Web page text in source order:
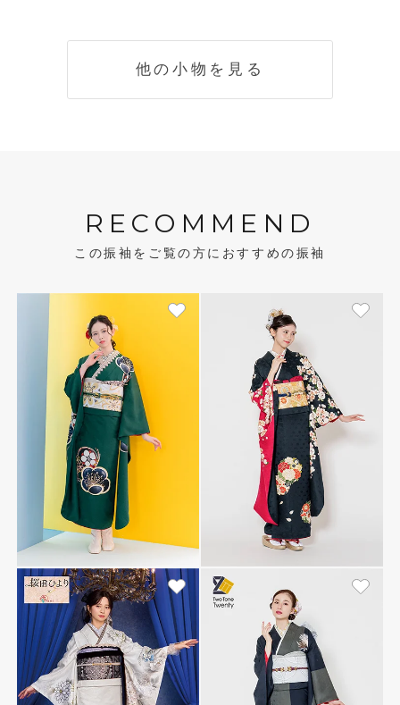
他の小物を見る
RECOMMEND
この振袖をご覧の方におすすめの振袖